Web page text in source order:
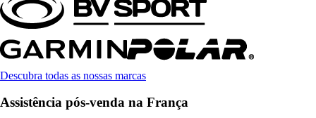
Descubra todas as nossas marcas
Assistência pós-venda na França